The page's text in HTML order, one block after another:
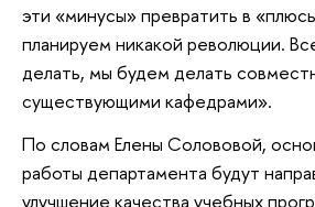
эти «минусы» превратить в
планируем никакой революции.
делать, мы будем делать
существующими кафедрами».
По словам Елены Солововой,
работы департамента будут
улучшение качества учебных